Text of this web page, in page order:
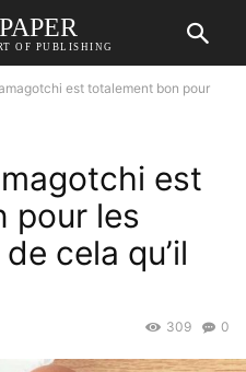
OF PUBLISHING
est totalement bon pour
est
pour les
cela qu’il
0
309